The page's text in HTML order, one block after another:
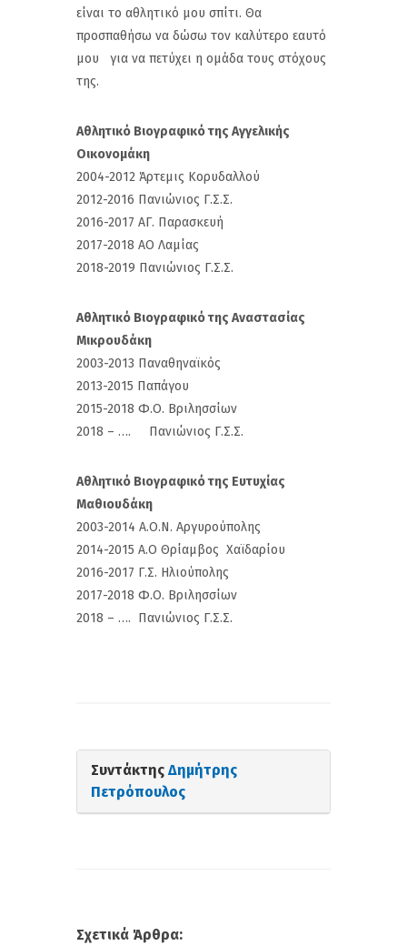
είναι το αθλητικό μου σπίτι. Θα
προσπαθήσω να δώσω τον καλύτερο εαυτό
μου για να πετύχει η ομάδα τους στόχους
της.
Αθλητικό Βιογραφικό της Αγγελικής
Οικονομάκη
2004-2012 Άρτεμις Κορυδαλλού
2012-2016 Πανιώνιος Γ.Σ.Σ.
2016-2017 ΑΓ. Παρασκευή
2017-2018 ΑΟ Λαμίας
2018-2019 Πανιώνιος Γ.Σ.Σ.
Αθλητικό Βιογραφικό της Αναστασίας
Μικρουδάκη
2003-2013 Παναθηναϊκός
2013-2015 Παπάγου
2015-2018 Φ.Ο. Βριλησσίων
2018 – …. Πανιώνιος Γ.Σ.Σ.
Αθλητικό Βιογραφικό της Ευτυχίας
Μαθιουδάκη
2003-2014 Α.Ο.Ν. Αργυρούπολης
2014-2015 Α.Ο Θρίαμβος Χαϊδαρίου
2016-2017 Γ.Σ. Ηλιούπολης
2017-2018 Φ.Ο. Βριλησσίων
2018 – …. Πανιώνιος Γ.Σ.Σ.
Συντάκτης Δημήτρης
Πετρόπουλος
Σχετικά Άρθρα: